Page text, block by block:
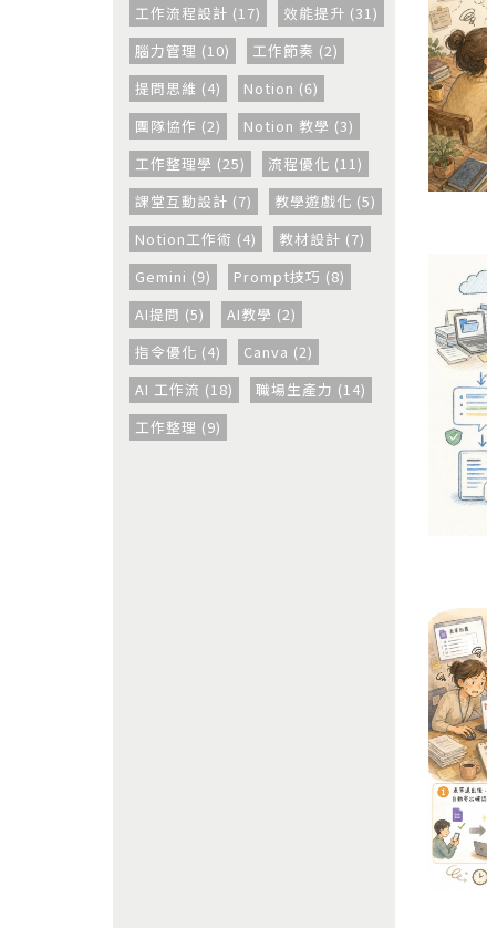
工作流程設計 (17)
效能提升 (31)
腦力管理 (10)
工作節奏 (2)
提問思維 (4)
Notion (6)
團隊協作 (2)
Notion 教學 (3)
工作整理學 (25)
流程優化 (11)
課堂互動設計 (7)
教學遊戲化 (5)
Notion工作術 (4)
教材設計 (7)
Gemini (9)
Prompt技巧 (8)
AI提問 (5)
AI教學 (2)
指令優化 (4)
Canva (2)
AI 工作流 (18)
職場生產力 (14)
工作整理 (9)